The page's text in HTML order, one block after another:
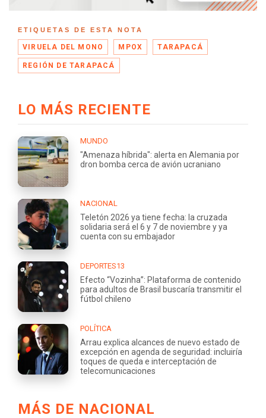
ETIQUETAS DE ESTA NOTA
VIRUELA DEL MONO MPOX TARAPACÁ
REGIÓN DE TARAPACÁ
LO MÁS RECIENTE
MUNDO
"Amenaza híbrida": alerta en Alemania por
dron bomba cerca de avión ucraniano
NACIONAL
Teletón 2026 ya tiene fecha: la cruzada
solidaria será el 6 y 7 de noviembre y ya
cuenta con su embajador
DEPORTES13
Efecto “Vozinha”: Plataforma de contenido
para adultos de Brasil buscaría transmitir el
fútbol chileno
POLÍTICA
Arrau explica alcances de nuevo estado de
excepción en agenda de seguridad: incluiría
toques de queda e interceptación de
telecomunicaciones
MÁS DE NACIONAL